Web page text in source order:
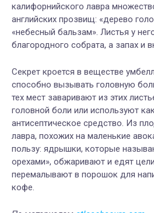
калифорнийского лавра
английских прозвищ: «дерево
«небесный бальзам». Листья у
благородного собрата, а запах и
Секрет кроется в веществе
способно вызывать головную
тех мест заваривают из этих
головной боли или используют
антисептическое средство. Из
лавра, похожих на маленькие
пользу: ядрышки, которые
орехами», обжаривают и едят
перемалывают в порошок для
кофе.